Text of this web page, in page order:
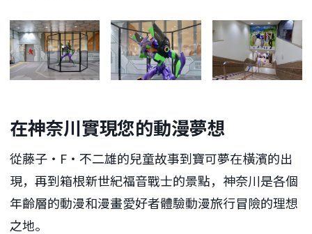
在神奈川實現您的動漫夢想
從藤子・F・不二雄的兒童故事到寶可夢在橫濱的出
現，再到箱根新世紀福音戰士的景點，神奈川是各個
年齡層的動漫和漫畫愛好者體驗動漫旅行冒險的理想
之地。